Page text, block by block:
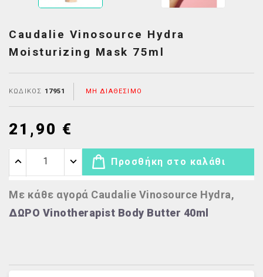
Caudalie Vinosource Hydra
Moisturizing Mask 75ml
ΚΩΔΙΚΌΣ 17951 ΜΗ ΔΙΑΘΈΣΙΜΟ
21,90 €
Προσθήκη στο καλάθι
Με κάθε αγορά Caudalie Vinosource Hydra,
ΔΩΡΟ Vinotherapist Body Butter 40ml